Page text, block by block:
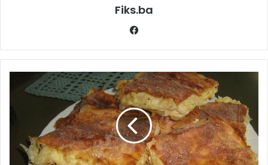
Fiks.ba
posla:
jogurtom
gotova